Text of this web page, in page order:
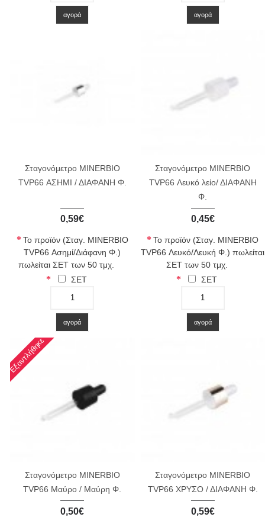
αγορά αγορά
Σταγονόμετρο MINERBIO
TVP66 ΑΣΗΜΙ / ΔΙΑΦΑΝΗ Φ.
0,59€
Το προϊόν (Σταγ. MINERBIO
TVP66 Ασημί/Διάφανη Φ.)
πωλείται ΣΕΤ των 50 τμχ.
ΣΕΤ
αγορά
Σταγονόμετρο MINERBIO
TVP66 Λευκό λείο/ ΔΙΑΦΑΝΗ
Φ.
0,45€
Το προϊόν (Σταγ. MINERBIO
TVP66 Λευκό/Λευκή Φ.) πωλείται
ΣΕΤ των 50 τμχ.
ΣΕΤ
αγορά
Εξαντλήθηκε
Σταγονόμετρο MINERBIO
TVP66 Μαύρο / Μαύρη Φ.
0,50€
Σταγονόμετρο MINERBIO
TVP66 ΧΡΥΣΟ / ΔΙΑΦΑΝΗ Φ.
0,59€